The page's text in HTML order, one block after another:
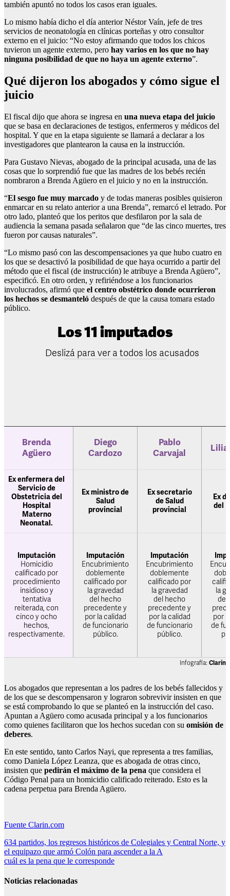
también apuntó no todos los casos eran iguales.
Lo mismo había dicho el día anterior Néstor Vaín, jefe de tres
servicios de neonatología en clínicas porteñas y otro consultor
externo en el juicio: “No estoy afirmando que todos los chicos
tuvieron un agente externo, pero hay varios en los que no hay
ninguna posibilidad de que no haya un agente externo”.
Qué dijeron los abogados y cómo sigue el
juicio
El fiscal dijo que ahora se ingresa en una nueva etapa del juicio
que se basa en declaraciones de testigos, enfermeros y médicos del
hospital. Y que en la etapa siguiente se llamará a declarar a los
investigadores que plantearon la causa en la instrucción.
Para Gustavo Nievas, abogado de la principal acusada, una de las
cosas que lo sorprendió fue que las madres de los bebés recién
nombraron a Brenda Agüero en el juicio y no en la instrucción.
“El sesgo fue muy marcado y de todas maneras posibles quisieron
enmarcar en su relato anterior a una Brenda”, remarcó el letrado. Por
otro lado, planteó que los peritos que desfilaron por la sala de
audiencia la semana pasada señalaron que “de las cinco muertes, tres
fueron por causas naturales”.
“Lo mismo pasó con las descompensaciones ya que hubo cuatro en
los que se desactivó la posibilidad de que haya ocurrido a partir del
método que el fiscal (de instrucción) le atribuye a Brenda Agüero”,
especificó. En otro orden, y refiriéndose a los funcionarios
involucrados, afirmó que el centro obstétrico donde ocurrieron
los hechos se desmanteló después de que la causa tomara estado
público.
Los abogados que representan a los padres de los bebés fallecidos y
de los que se descompensaron y lograron sobrevivir insisten en que
se está comprobando lo que se planteó en la instrucción del caso.
Apuntan a Agüero como acusada principal y a los funcionarios
como quienes facilitaron que los hechos sucedan con su omisión de
deberes.
En este sentido, tanto Carlos Nayi, que representa a tres familias,
como Daniela López Leanza, que es abogada de otras cinco,
insisten que pedirán el máximo de la pena que considera el
Código Penal para un homicidio calificado reiterado. Esto es la
cadena perpetua para Brenda Agüero.
Fuente Clarin.com
Navegación
de
634 partidos, los regresos históricos de Colegiales y Central Norte, y
el equipazo que armó Colón para ascender a la A
cuál es la pena que le corresponde
Noticias relacionadas